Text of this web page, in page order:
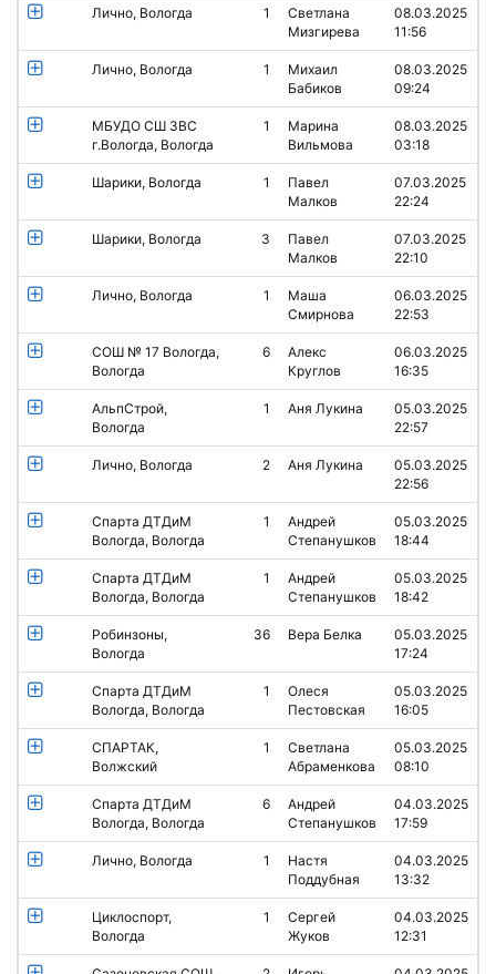
Лично, Вологда 1
Светлана
Мизгирева
08.03.2025
11:56
Лично, Вологда 1
Михаил
Бабиков
08.03.2025
09:24
МБУДО СШ ЗВС
г.Вологда, Вологда
1
Марина
Вильмова
08.03.2025
03:18
Шарики, Вологда 1
Павел
Малков
07.03.2025
22:24
Шарики, Вологда 3
Павел
Малков
07.03.2025
22:10
Лично, Вологда 1
Маша
Смирнова
06.03.2025
22:53
СОШ № 17 Вологда,
Вологда
6
Алекс
Круглов
06.03.2025
16:35
АльпСтрой,
Вологда
1 Аня Лукина
05.03.2025
22:57
Лично, Вологда 2 Аня Лукина
05.03.2025
22:56
Спарта ДТДиМ
Вологда, Вологда
1
Андрей
Степанушков
05.03.2025
18:44
Спарта ДТДиМ
Вологда, Вологда
1
Андрей
Степанушков
05.03.2025
18:42
Робинзоны,
Вологда
36 Вера Белка
05.03.2025
17:24
Спарта ДТДиМ
Вологда, Вологда
1
Олеся
Пестовская
05.03.2025
16:05
СПАРТАК,
Волжский
1
Светлана
Абраменкова
05.03.2025
08:10
Спарта ДТДиМ
Вологда, Вологда
6
Андрей
Степанушков
04.03.2025
17:59
Лично, Вологда 1
Настя
Поддубная
04.03.2025
13:32
Циклоспорт,
Вологда
1
Сергей
Жуков
04.03.2025
12:31